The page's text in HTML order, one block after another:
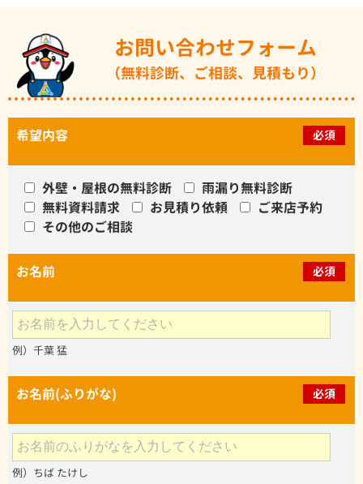
お問い合わせフォーム
（無料診断、ご相談、見積もり）
希望内容 必須
外壁・屋根の無料診断
雨漏り無料診断
無料資料請求
お見積り依頼
ご来店予約
その他のご相談
お名前 必須
例）千葉 猛
お名前(ふりがな) 必須
例）ちば たけし